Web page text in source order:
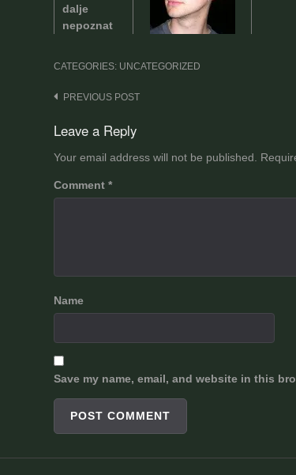
dalje
nepoznat
Pohotni Znanstvenik
uspjela,
CATEGORIES: UNCATEGORIZED
Post
navigation
PREVIOUS POST
Leave a Reply
Your email address will not be published.
Comment *
Name
Save my name, email, and website in this